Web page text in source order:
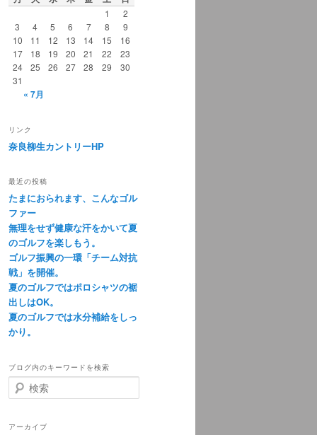
1
2
3
4 5 6 7 8
9
10
11 12 13 14 15
16
17
18 19 20 21 22
23
24
25 26 27 28 29
30
31
« 7月
リンク
奈良柳生カントリーHP
最近の投稿
たまにおられます、こんなゴル
ファー
無理をせず健康な汗をかいて夏
のゴルフを楽しもう。
ゴルフ振興の一環「チーム対抗
戦」を開催。
夏のゴルフではポロシャツの裾
出しはOK。
夏のゴルフでは水分補給をしっ
かり。
ブログ内のキーワードを検索
検
索
アーカイブ